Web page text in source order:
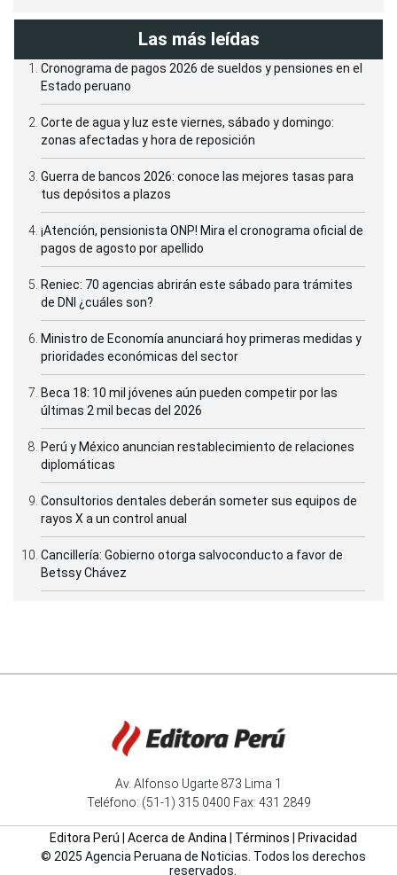
Las más leídas
Cronograma de pagos 2026 de sueldos y pensiones en el
Estado peruano
Corte de agua y luz este viernes, sábado y domingo:
zonas afectadas y hora de reposición
Guerra de bancos 2026: conoce las mejores tasas para
tus depósitos a plazos
¡Atención, pensionista ONP! Mira el cronograma oficial de
pagos de agosto por apellido
Reniec: 70 agencias abrirán este sábado para trámites
de DNI ¿cuáles son?
Ministro de Economía anunciará hoy primeras medidas y
prioridades económicas del sector
Beca 18: 10 mil jóvenes aún pueden competir por las
últimas 2 mil becas del 2026
Perú y México anuncian restablecimiento de relaciones
diplomáticas
Consultorios dentales deberán someter sus equipos de
rayos X a un control anual
Cancillería: Gobierno otorga salvoconducto a favor de
Betssy Chávez
Av. Alfonso Ugarte 873 Lima 1
Teléfono: (51-1) 315 0400 Fax: 431 2849
Editora Perú Acerca de Andina| Términos
Privacidad
© 2025 Agencia Peruana de Noticias. Todos los derechos
reservados.